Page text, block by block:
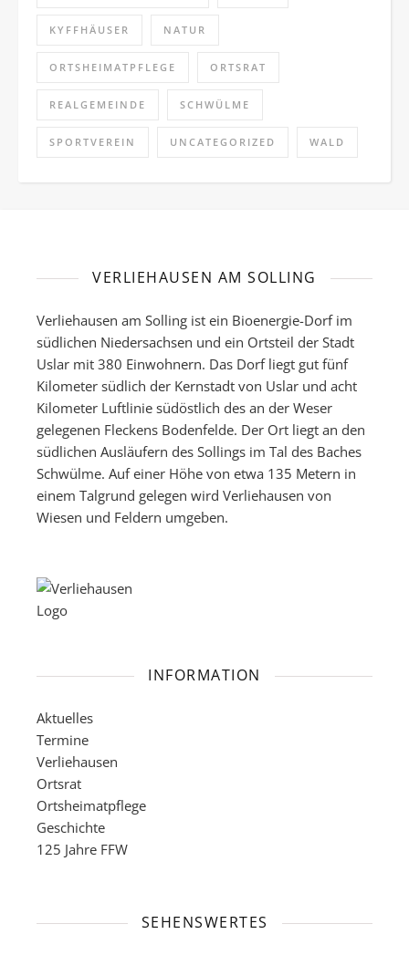
KYFFHÄUSER NATUR
ORTSHEIMATPFLEGE ORTSRAT
REALGEMEINDE SCHWÜLME
SPORTVEREIN UNCATEGORIZED WALD
VERLIEHAUSEN AM SOLLING
Verliehausen am Solling ist ein Bioenergie-Dorf im
südlichen Niedersachsen und ein Ortsteil der Stadt
Uslar mit 380 Einwohnern. Das Dorf liegt gut fünf
Kilometer südlich der Kernstadt von Uslar und acht
Kilometer Luftlinie südöstlich des an der Weser
gelegenen Fleckens Bodenfelde. Der Ort liegt an den
südlichen Ausläufern des Sollings im Tal des Baches
Schwülme. Auf einer Höhe von etwa 135 Metern in
einem Talgrund gelegen wird Verliehausen von
Wiesen und Feldern umgeben.
INFORMATION
Aktuelles
Termine
Verliehausen
Ortsrat
Ortsheimatpflege
Geschichte
125 Jahre FFW
SEHENSWERTES